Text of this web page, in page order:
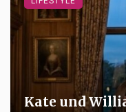
Kate und